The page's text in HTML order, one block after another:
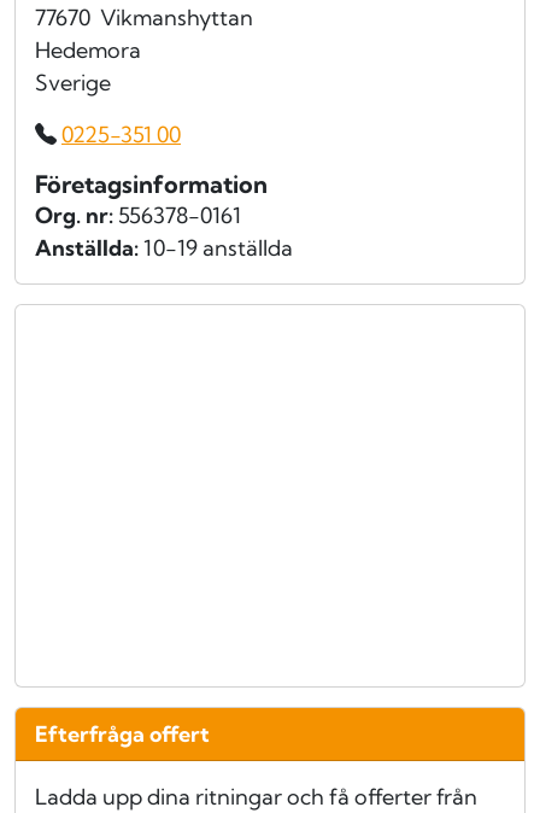
77670 Vikmanshyttan
Hedemora
Sverige
0225-351 00
Företagsinformation
Org. nr: 556378-0161
Anställda:10-19 anställda
Efterfråga offert
Ladda upp dina ritningar och få offerter från